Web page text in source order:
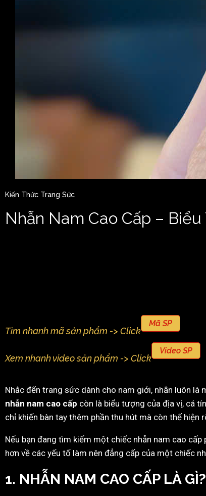
Kiến Thức Trang Sức
Nhẫn Nam Cao Cấp –
Tìm nhanh mã sản phẩm -> Click
Mã SP
Xem nhanh video sản phẩm -> Click
Video SP
Nhắc đến trang sức dành cho nam giới, nhẫn luôn
nhẫn nam cao cấp còn là biểu tượng của địa vị, cá
chỉ khiến bàn tay thêm phần thu hút mà còn thể hiện
Nếu bạn đang tìm kiếm một chiếc nhẫn nam cao
hơn về các yếu tố làm nên đẳng cấp của một chiếc
1. NHẪN NAM CAO CẤP LÀ GÌ?